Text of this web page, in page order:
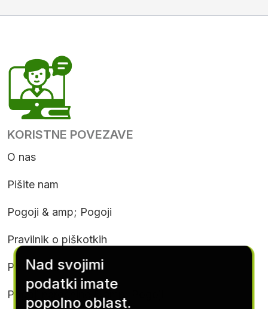
KORISTNE POVEZAVE
O nas
Pišite nam
Pogoji & amp; Pogoji
Pravilnik o piškotkih
Politika zasebnosti
Pogoji naročnine & amp; Pogoji
Nad svojimi
podatki imate
popolno oblast.